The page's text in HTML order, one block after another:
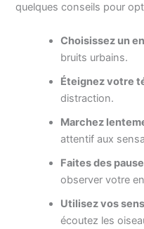
quelques conseils pour
Choisissez un
bruits urbains.
Éteignez votre
distraction.
Marchez
attentif aux
Faites des
observer votre
Utilisez vos sens
écoutez les